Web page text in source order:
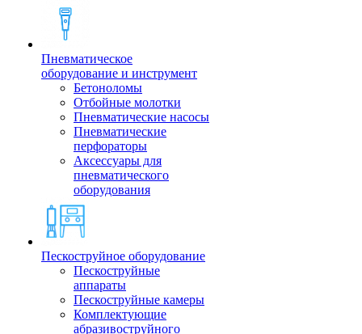
Пневматическое
оборудование и инструмент
Бетоноломы
Отбойные молотки
Пневматические насосы
Пневматические
перфораторы
Аксессуары для
пневматического
оборудования
Пескоструйное оборудование
Пескоструйные
аппараты
Пескоструйные камеры
Комплектующие
абразивоструйного